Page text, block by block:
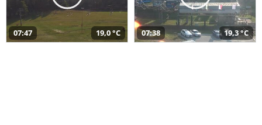
07:47 19,0 °C 07:38 19,3 °C